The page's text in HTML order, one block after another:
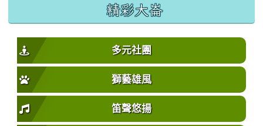
精彩大崙
多元社團
獅藝雄風
笛聲悠揚